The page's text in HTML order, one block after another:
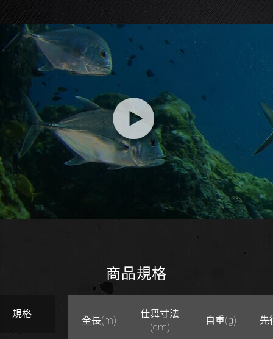
商品規格
規格
全長(m)
仕舞寸法
(cm)
自重(g) 先